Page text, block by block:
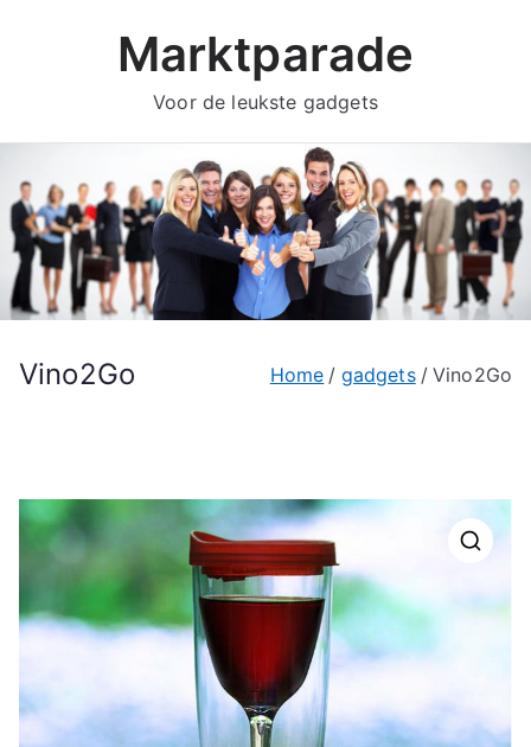
Marktparade
Voor de leukste gadgets
Vino2Go Home gadgets Vino2Go